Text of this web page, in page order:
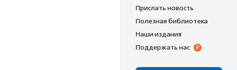
Прислать новость
Полезная библиотека
Наши издания
Поддержать нас